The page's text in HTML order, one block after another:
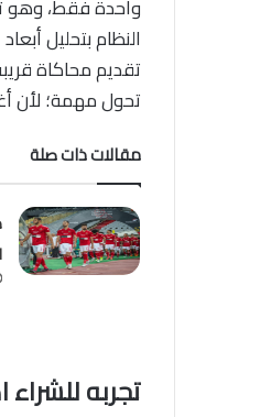
واحدة فقط، وهو
النظام بتحليل
تقديم محاكاة
تحول مهمة؛ لأن
مقالات ذات صلة
تجربه